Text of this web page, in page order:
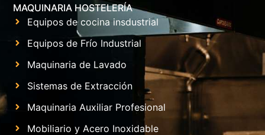
MAQUINARIA HOSTELERÍA
Equipos de cocina insdustrial
Equipos de Frío Industrial
Maquinaria de Lavado
Sistemas de Extracción
Maquinaria Auxiliar Profesional
Mobiliario y Acero Inoxidable